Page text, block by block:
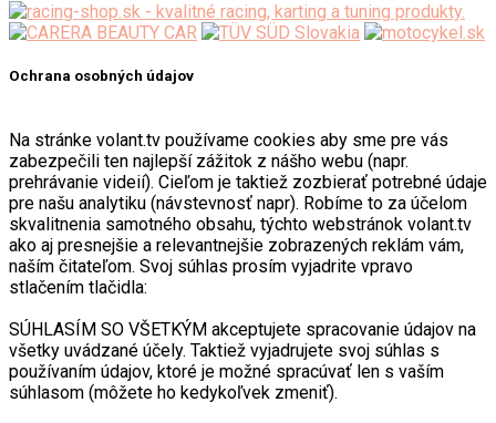
Ochrana osobných údajov
Na stránke volant.tv používame cookies aby sme pre vás
zabezpečili ten najlepší zážitok z nášho webu (napr.
prehrávanie videií). Cieľom je taktiež zozbierať potrebné údaje
pre našu analytiku (návstevnosť napr). Robíme to za účelom
skvalitnenia samotného obsahu, týchto webstránok volant.tv
ako aj presnejšie a relevantnejšie zobrazených reklám vám,
naším čitateľom. Svoj súhlas prosím vyjadrite vpravo
stlačením tlačidla:
SÚHLASÍM SO VŠETKÝM akceptujete spracovanie údajov na
všetky uvádzané účely. Taktiež vyjadrujete svoj súhlas s
používaním údajov, ktoré je možné spracúvať len s vaším
súhlasom (môžete ho kedykoľvek zmeniť).